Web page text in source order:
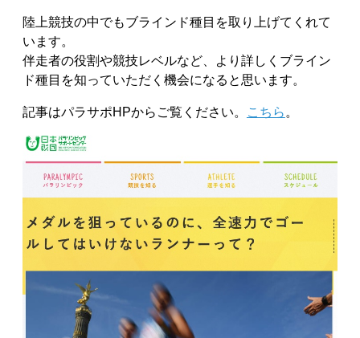
陸上競技の中でもブラインド種目を取り上げてくれて
います。
伴走者の役割や競技レベルなど、より詳しくブライン
ド種目を知っていただく機会になると思います。
記事はパラサポHPからご覧ください。 こちら 。